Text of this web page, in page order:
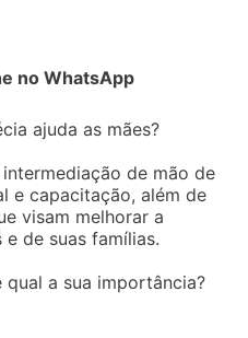
no WhatsApp
ajuda as mães?
de mão de
e capacitação, além de
visam melhorar a
de suas famílias.
a sua importância?